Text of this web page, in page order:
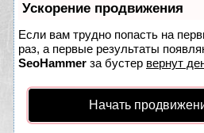
Ускорение продвижения
Если вам трудно попасть на
раз, а первые результаты
SeoHammer за бустер вернут
Начать